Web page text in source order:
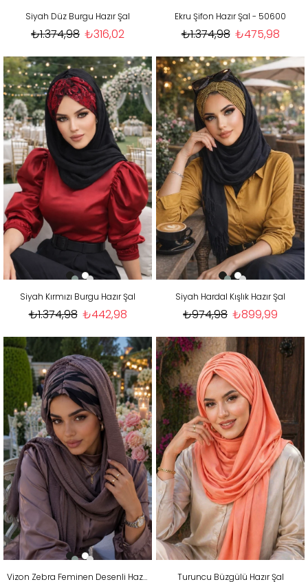
Siyah Düz Burgu Hazır Şal
₺316,02
₺1.374,98
Ekru Şifon Hazır Şal - 50600
₺475,98
₺1.374,98
Siyah Kırmızı Burgu Hazır Şal
₺442,98
₺1.374,98
Siyah Hardal Kışlık Hazır Şal
₺899,99
₺974,98
Vizon Zebra Feminen Desenli Hazır Şal Turuncu Büzgülü Hazır Şal